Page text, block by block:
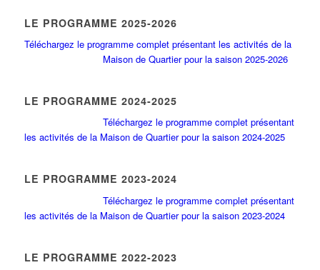
LE PROGRAMME 2025-2026
Téléchargez le programme complet présentant les activités de la
Maison de Quartier pour la saison 2025-2026
LE PROGRAMME 2024-2025
Téléchargez le programme complet présentant
les activités de la Maison de Quartier pour la saison 2024-2025
LE PROGRAMME 2023-2024
Téléchargez le programme complet présentant
les activités de la Maison de Quartier pour la saison 2023-2024
LE PROGRAMME 2022-2023